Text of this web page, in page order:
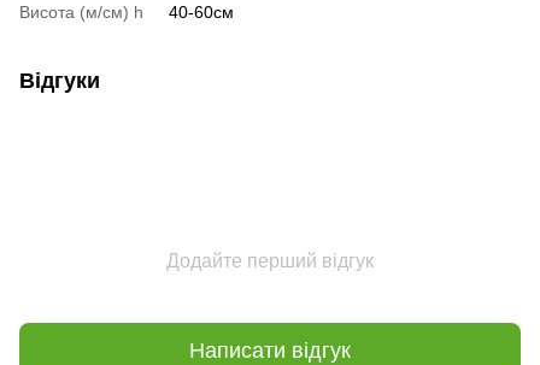
Висота (м/см) h
40-60см
Відгуки
Додайте перший відгук
Написати відгук